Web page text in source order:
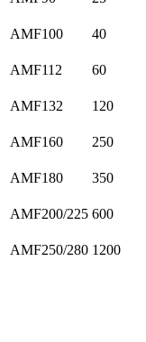
AMF100 40
AMF112 60
AMF132 120
AMF160 250
AMF180 350
AMF200/225 600
AMF250/280 1200